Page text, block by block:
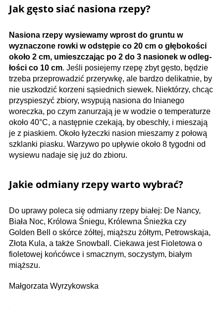
Jak gęsto siać nasiona rzepy?
Nasiona rzepy wysiewamy wprost do gruntu w
wyznaczone rowki w odstępie co 20 cm o głębokości
około 2 cm, umieszczając po 2 do 3 nasionek w odleg­
łości co 10 cm. Jeśli posiejemy rzepę zbyt gęsto, będzie
trzeba przeprowadzić przerywkę, ale bardzo delikatnie, by
nie uszkodzić korzeni sąsiednich siewek. Niektórzy, chcąc
przyspieszyć zbiory, wsypują nasiona do lnianego
woreczka, po czym zanurzają je w wodzie o temperaturze
około 40°C, a następnie czekają, by obeschły, i mieszają
je z piaskiem. Około łyżeczki nasion mieszamy z połową
szklanki piasku. Warzywo po upływie około 8 tygodni od
wysiewu nadaje się już do zbioru.
Jakie odmiany rzepy warto wybrać?
Do uprawy poleca się odmiany rzepy białej: De Nancy,
Biała Noc, Królowa Śniegu, Królewna Śnieżka czy
Golden Bell o skórce żółtej, miąższu żółtym, Petrowskaja,
Złota Kula, a także Snowball. Ciekawa jest Fioletowa o
fioletowej końcówce i smacznym, soczystym, białym
miąższu.
Małgorzata Wyrzykowska